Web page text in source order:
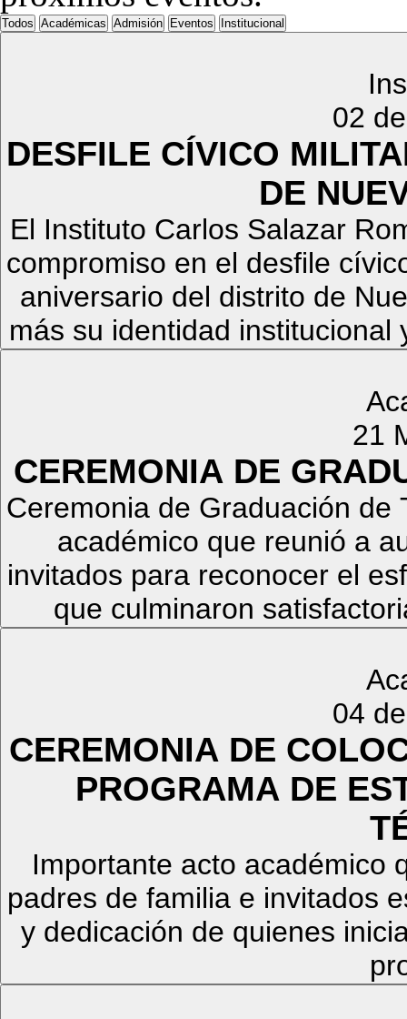
Todos Académicas Admisión Eventos Institucional
02
DESFILE CÍVICO
DE
El Instituto Carlos Salazar
compromiso en el desfile
aniversario del distrito de
más su identidad
21
CEREMONIA DE
Ceremonia de Graduación
académico que reunió a
invitados para reconocer el
que culminaron
04
CEREMONIA DE
PROGRAMA DE
Importante acto académico
padres de familia e invitados
y dedicación de quienes